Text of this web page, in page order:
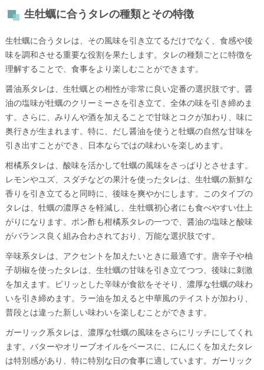
生牡蠣に合うタレの種類とその特徴
生牡蠣に合うタレは、その風味を引き立てるだけでなく、食感や後
味を調和させる重要な役割を果たします。タレの種類ごとに特徴を
理解することで、食事をより楽しむことができます。
醤油系タレは、生牡蠣との相性が非常に良い定番の選択肢です。醤
油の塩味が牡蠣のクリーミーさを引き立て、全体の味を引き締めま
す。さらに、みりんや酒を加えることで甘味とコクが加わり、味に
奥行きが生まれます。特に、だし醤油を使うと牡蠣の自然な甘味を
引き出すことができ、日本ならではの味わいを楽しめます。
柑橘系タレは、酸味を活かして牡蠣の風味をさっぱりとさせます。
レモンやユズ、スダチなどの果汁を使ったタレは、生牡蠣の新鮮な
香りを引き立てると同時に、後味を爽やかにします。このタイプの
タレは、牡蠣の濃厚さを軽減し、生牡蠣初心者にも食べやすい仕上
がりになります。ポン酢も柑橘系タレの一つで、醤油の塩味と酸味
がバランス良く組み合わされており、万能な選択肢です。
辛味系タレは、アクセントを加えたいときに最適です。唐辛子や柚
子胡椒を使ったタレは、生牡蠣の甘味を引き立てつつ、後味に刺激
を加えます。ピリッとした辛味が食欲をそそり、濃厚な牡蠣の味わ
いを引き締めます。ラー油を加えると中華風のテイストが加わり、
普段とは違った新しい味わいを楽しむことができます。
ガーリック系タレは、濃厚な牡蠣の風味をさらにリッチにしてくれ
ます。バターやオリーブオイルをベースに、にんにくを加えたタレ
は特別感があり、特に特別な日の食事に適しています。ガーリック